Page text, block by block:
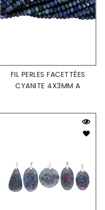
FIL PERLES FACETTÉES
CYANITE 4X3MM A